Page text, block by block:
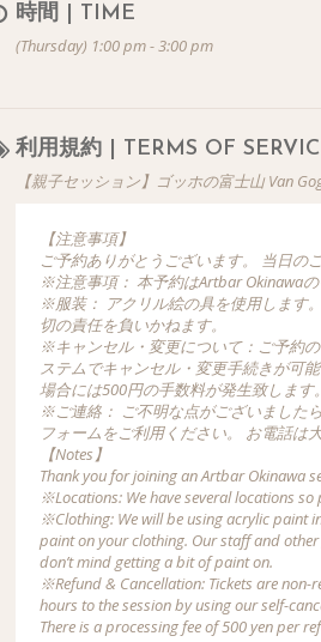
時間 | TIME
(Thursday) 1:00 pm - 3:00 pm
利用規約 | TERMS OF
【親子セッション】ゴッホの富士山 Van
【注意事項】
ご予約ありがとうございます。 当日の
※注意事項： 本予約はArtbar Okinawa
※服装： アクリル絵の具を使用します
切の責任を負いかねます。
※キャンセル・変更について：ご予約
ステムでキャンセル・変更手続きが可
場合には500円の手数料が発生致します。
※ご連絡： ご不明な点がございました
フォームをご利用ください。 お電話は
【Notes】
Thank you for joining an Artbar Okinawa
※Locations: We have several locations
※Clothing: We will be using acrylic paint
paint on your clothing. Our staff and
don’t mind getting a bit of paint on.
※Refund & Cancellation: Tickets are
hours to the session by using our self-
There is a processing fee of 500 yen per